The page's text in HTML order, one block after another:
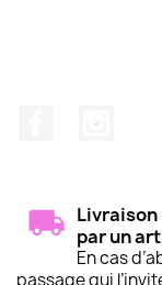
Livraison
par un
En cas
passage qui